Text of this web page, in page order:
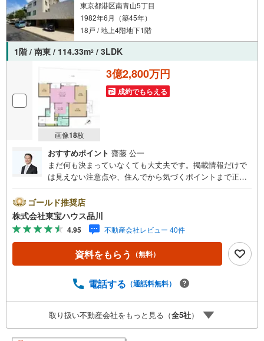
東京都港区南青山5丁目
1982年6月（築45年）
18戸 / 地上4階地下1階
1階 / 南東 / 114.33m2 / 3LDK
画像18枚
3億2,800万円
成約でもらえる
おすすめポイント 齋藤 公一
まだ何も決まっていなくても大丈夫です。掲載情報だけで
は見えない注意点や、住んでから気づくポイントまで正直
とも包み隠さずお伝えし、「納得して選ぶ」ためのサポー
トを大切にしています。現地でしか分からないリアルな情
報も含めて、一緒に後悔しない住まい探しを進めていきま
しょう。まずはお気軽にご相談ください。【Yahoo！ 不動
産キャンペーン対象店舗】当店で物件を成約するとPayPay
ボーナスライトがもらえる「Yahoo！ 不動産 物件ご成約キ
予約をする」ボタンからお問い合わせください。※必ずYah
のご請求はお気軽にどうぞ♪お電話でのお問い合わせも常
時受け付けております！お気軽にお問い合わせください。
ゴールド推奨店
株式会社東宝ハウス品川
4.95 不動産会社レビュー 40件
資料をもらう （無料）
電話する （通話料無料）
取り扱い不動産会社をもっと見る（全5社）